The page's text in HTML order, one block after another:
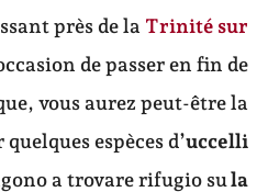
près de la Trinité sur
de passer en fin de
vous aurez peut-être la
espèces d’uccelli
a trovare rifugio sula